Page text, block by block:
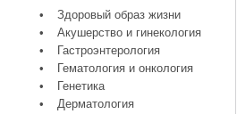
•
Здоровый образ жизни
•
Акушерство и гинекология
•
Гастроэнтерология
•
Гематология и онкология
•
Генетика
•
Дерматология